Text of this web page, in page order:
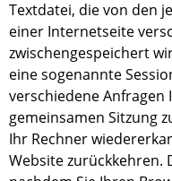
Textdatei, die von den
einer Internetseite
zwischengespeichert
eine sogenannte
verschiedene Anfragen
gemeinsamen Sitzung
Ihr Rechner
Website zurückkehren.